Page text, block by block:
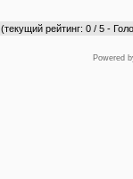
(текущий рейтинг: 0 / 5 -
Powered